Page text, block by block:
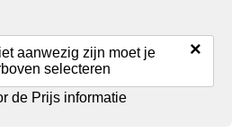
aanwezig zijn moet je
selecteren
×
de Prijs informatie